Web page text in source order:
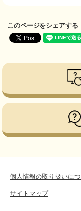
このページをシェアする
個人情報の取り扱いに
サイトマップ